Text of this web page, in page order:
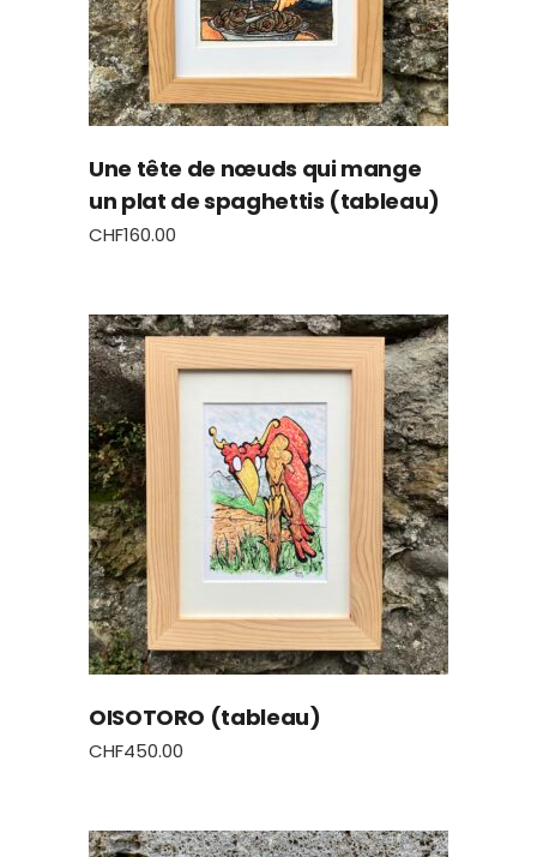
Une tête de nœuds qui mange
un plat de spaghettis (tableau)
CHF160.00
OISOTORO (tableau)
CHF450.00